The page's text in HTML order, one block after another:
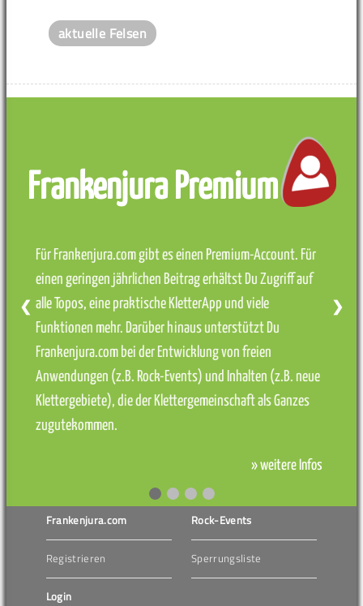
aktuelle Felsen
Frankenjura Premium
Für Frankenjura.com gibt es einen Premium-Account. Für
einen geringen jährlichen Beitrag erhältst Du Zugriff auf
alle Topos, eine praktische KletterApp und viele
Funktionen mehr. Darüber hinaus unterstützt Du
Frankenjura.com bei der Entwicklung von freien
Anwendungen (z.B. Rock-Events) und Inhalten (z.B. neue
Klettergebiete), die der Klettergemeinschaft als Ganzes
zugutekommen.
» weitere Infos
❮ ❯
Frankenjura.com
Registrieren
Login
Rock-Events
Sperrungsliste